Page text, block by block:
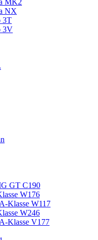
MK2
NX
3T
3V
GT C190
W176
Klasse W117
W246
Klasse V177